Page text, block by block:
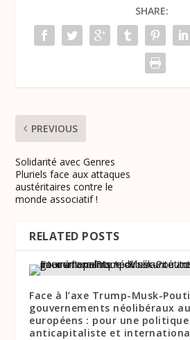
SHARE:
PREVIOUS
Solidarité avec Genres
Pluriels face aux attaques
austéritaires contre le
monde associatif !
RELATED POSTS
Face à l’axe Trump-Musk-
gouvernements néolibéraux
européens : pour une
anticapitaliste et